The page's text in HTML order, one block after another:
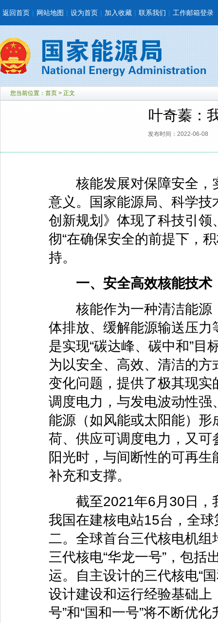
返回首页 | 网站地图 | 设为首页 | 加入收藏 | 联系我们 | 工作邮箱登录
您当前位置： 首页 > 正文
叶奇蓁：
发布时间：2022-06-08
核能发展对保障安全，
意义。国家能源局、科学技
创新规划》体现了科技引
彻“在确保安全的前提下，
持。
一、安全高效核能技术
核能作为一种清洁能源
体排放、缓解能源输送压
是实现“碳达峰、碳中和”目
为以安全、高效、清洁的
变化问题，提供了极其现
调度电力，与发电波动性
能源（如风能或太阳能）
荷、供应可调度电力，又
阳光时，与间断性的可再
补充和支撑。
截至2021年6月30日，
我国在建核电站15台，全
二。全球首台三代核电机
三代核电“华龙一号”，包
运。自主设计的三代核电“
设计建设和运行经验基础上
号”和“国和一号”将不断优